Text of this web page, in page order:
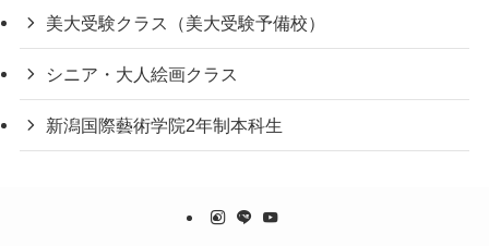
美大受験クラス（美大受験予備校）
シニア・大人絵画クラス
新潟国際藝術学院2年制本科生